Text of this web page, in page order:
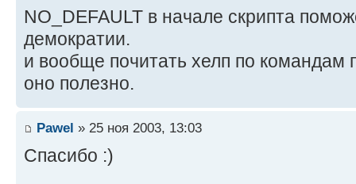
NO_DEFAULT в начале скрипта
демократии.
и вообще почитать хелп по командам
оно полезно.
Pawel » 25 ноя 2003, 13:03
Спасибо :)